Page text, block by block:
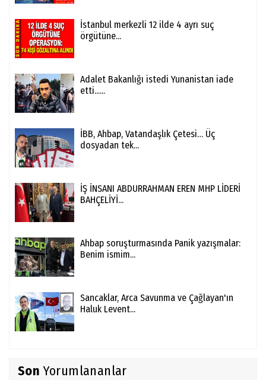
İstanbul merkezli 12 ilde 4 ayrı suç
örgütüne...
Adalet Bakanlığı istedi Yunanistan iade
etti......
İBB, Ahbap, Vatandaşlık Çetesi… Üç
dosyadan tek...
İŞ İNSANI ABDURRAHMAN EREN MHP LİDERİ
BAHÇELİYİ...
Ahbap soruşturmasında Panik yazışmalar:
Benim ismim...
Sancaklar, Arca Savunma ve Çağlayan'ın
Haluk Levent...
Son Yorumlananlar